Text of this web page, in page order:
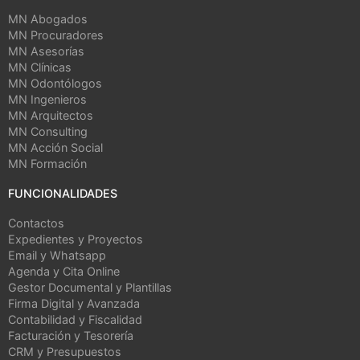
MN Abogados
MN Procuradores
MN Asesorías
MN Clínicas
MN Odontólogos
MN Ingenieros
MN Arquitectos
MN Consulting
MN Acción Social
MN Formación
FUNCIONALIDADES
Contactos
Expedientes y Proyectos
Email y Whatsapp
Agenda y Cita Online
Gestor Documental y Plantillas
Firma Digital y Avanzada
Contabilidad y Fiscalidad
Facturación y Tesorería
CRM y Presupuestos